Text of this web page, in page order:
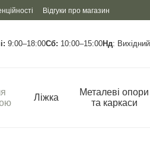
Відгуки про магазин
9:00–18:00Сб: 10:00–15:00Нд: Вихідний
Ліжка
Металеві опори
та каркаси